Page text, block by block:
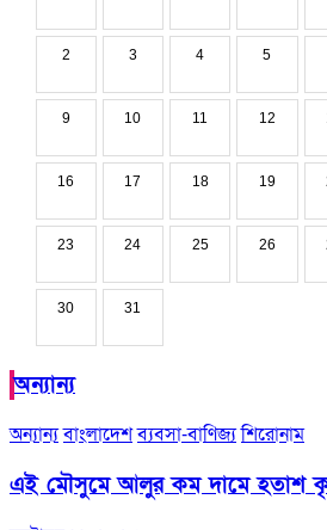
2 3 4 5
9 10 11 12
16 17 18 19
23 24 25 26
30 31
অন্যান্য
অন্যান্যবাংলাদেশব্যবসা-বাণিজ্যশিরোনাম
এই মৌসুমে আলুর কম দামে হতাশ